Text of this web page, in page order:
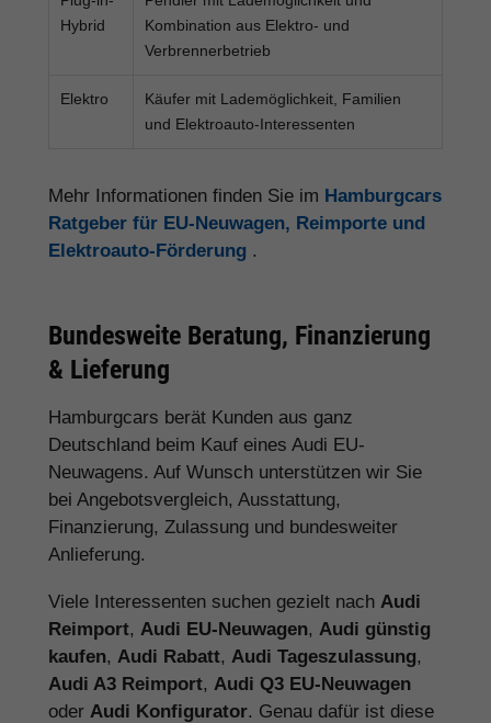
Hybrid
Kombination aus Elektro- und
Verbrennerbetrieb
Elektro
Käufer mit Lademöglichkeit, Familien
und Elektroauto-Interessenten
Mehr Informationen finden Sie im Hamburgcars
Ratgeber für EU-Neuwagen, Reimporte und
Elektroauto-Förderung .
Bundesweite Beratung, Finanzierung
& Lieferung
Hamburgcars berät Kunden aus ganz
Deutschland beim Kauf eines Audi EU-
Neuwagens. Auf Wunsch unterstützen wir Sie
bei Angebotsvergleich, Ausstattung,
Finanzierung, Zulassung und bundesweiter
Anlieferung.
Viele Interessenten suchen gezielt nach Audi
Reimport, Audi EU-Neuwagen, Audi günstig
kaufen, Audi Rabatt, Audi Tageszulassung,
Audi A3 Reimport, Audi Q3 EU-Neuwagen
oder Audi Konfigurator. Genau dafür ist diese